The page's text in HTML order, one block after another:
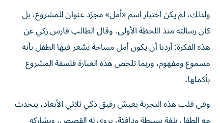
ولذلك، لم يكن اختيار اسم «أمل» مجرّد عنوان للمشروع، بل
كان رسالته منذ اللحظة الأولى، وقال الطالب فارس زكي عن
هذه الفكرة: أردنا أن يكون أمل مساحة يشعر فيها الطفل بأنه
مسموع ومفهوم، وربما تلخص هذه العبارة فلسفة المشروع
بأكملها.
وفي قلب هذه التجربة يعيش رفيق ذكي ثلاثي الأبعاد، يتحدث